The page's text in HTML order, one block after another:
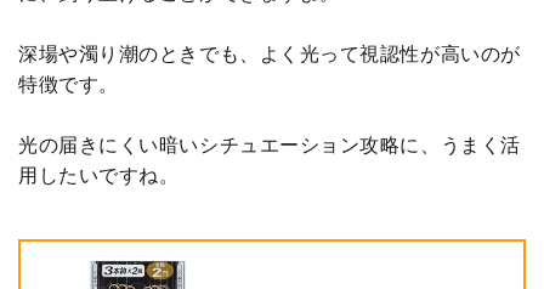
深場や濁り潮のときでも、よく光って視認性が高いのが
特徴です。
光の届きにくい暗いシチュエーション攻略に、うまく活
用したいですね。